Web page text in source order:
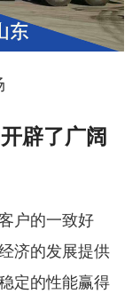
辟了广阔
户的一致好
济的发展提供
定的性能赢得